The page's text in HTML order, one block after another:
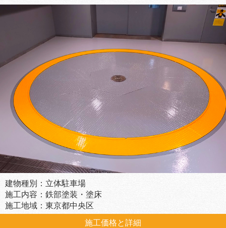
建物種別：立体駐車場
施工内容：鉄部塗装・塗床
施工地域：東京都中央区
施工価格と詳細